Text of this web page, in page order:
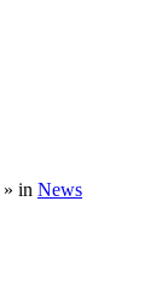
» in News